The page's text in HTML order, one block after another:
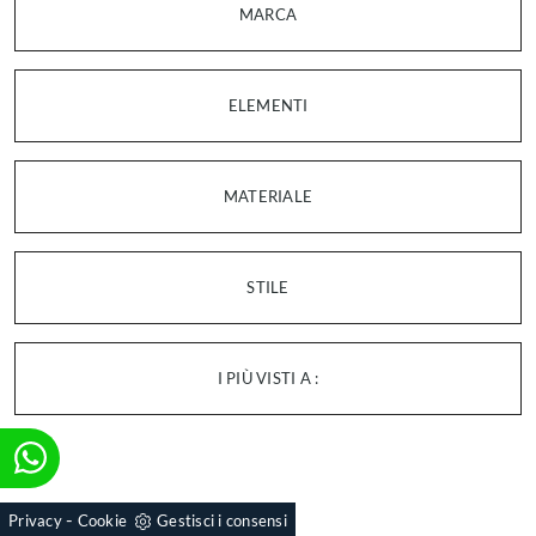
MARCA
ELEMENTI
MATERIALE
STILE
I PIÙ VISTI A :
Privacy- Cookie Gestisci i consensi